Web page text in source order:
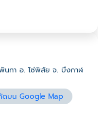
ทา อ. โซ่พิสัย จ. บึงกาฬ
ดบน Google Map